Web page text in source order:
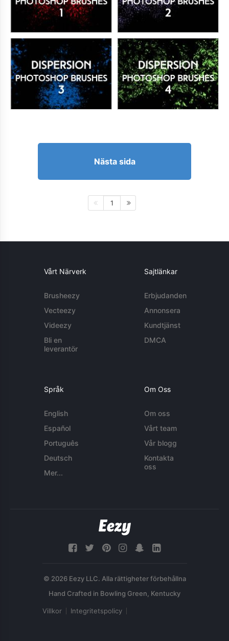
Nästa sida
1
Vårt Närverk
Brusheezy
Vecteezy
Videezy
Bli en
leverantör
Sajtlänkar
Erbjudanden
Annonsera
Kundtjänst
DMCA
Språk
English
Español
Português
Deutsch
Mer...
Om Oss
Om oss
Vårt team
Vår blogg
Kontakta
oss
© 2026 Eezy LLC. Alla rättigheter förbehållna
Villkor Integritetspolicy